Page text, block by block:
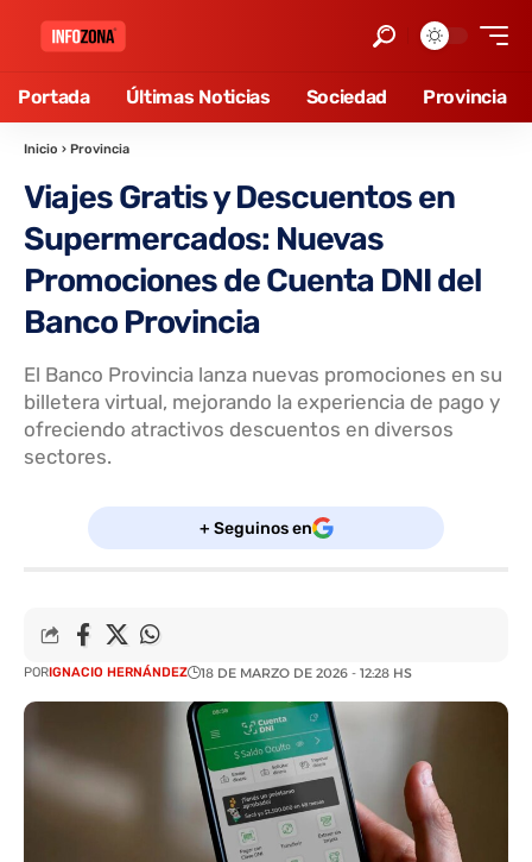
Portada Últimas Noticias Sociedad Provincia
Inicio › Provincia
Viajes Gratis y Descuentos en
Supermercados: Nuevas
Promociones de Cuenta DNI del
Banco Provincia
El Banco Provincia lanza nuevas promociones en su
billetera virtual, mejorando la experiencia de pago y
ofreciendo atractivos descuentos en diversos
sectores.
+ Seguinos en
PORIGNACIO HERNÁNDEZ 18 DE MARZO DE 2026 - 12:28 HS